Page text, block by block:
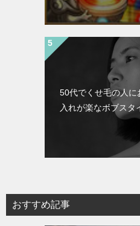
50代でくせ毛の人
入れが楽なボブスタ
おすすめ記事